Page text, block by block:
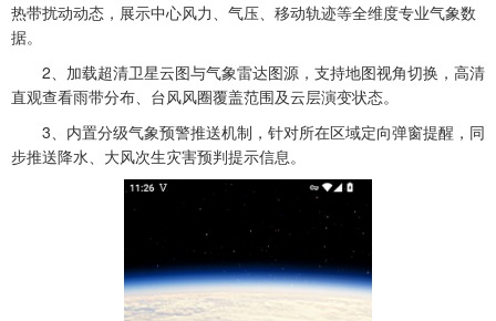
热带扰动动态，展示中心风力、气压、移动轨迹等全维度专业气象数
据。
2、加载超清卫星云图与气象雷达图源，支持地图视角切换，高清
直观查看雨带分布、台风风圈覆盖范围及云层演变状态。
3、内置分级气象预警推送机制，针对所在区域定向弹窗提醒，同
步推送降水、大风次生灾害预判提示信息。